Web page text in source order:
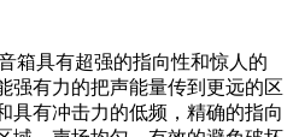
箱具有超强的指向性和惊人的
强有力的把声能量传到更远的区
具有冲击力的低频，精确的指向